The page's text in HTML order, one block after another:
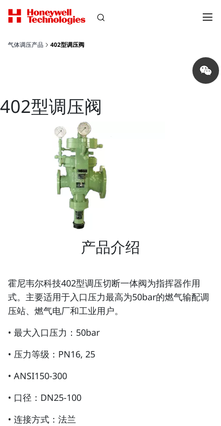
气体调压产品 402型调压阀
Share
on
wechat
402型调压阀
产品介绍
霍尼韦尔科技402型调压切断一体阀为指挥器作用
式。主要适用于入口压力最高为50bar的燃气输配调
压站、燃气电厂和工业用户。
• 最大入口压力：50bar
• 压力等级：PN16, 25
• ANSI150-300
• 口径：DN25-100
• 连接方式：法兰